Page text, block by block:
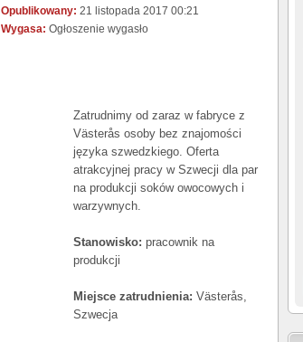
Opublikowany: 21 listopada 2017 00:21
Wygasa: Ogłoszenie wygasło
Zatrudnimy od zaraz w fabryce z
Västerås osoby bez znajomości
języka szwedzkiego. Oferta
atrakcyjnej pracy w Szwecji dla par
na produkcji soków owocowych i
warzywnych.
Stanowisko: pracownik na
produkcji
Miejsce zatrudnienia: Västerås,
Szwecja